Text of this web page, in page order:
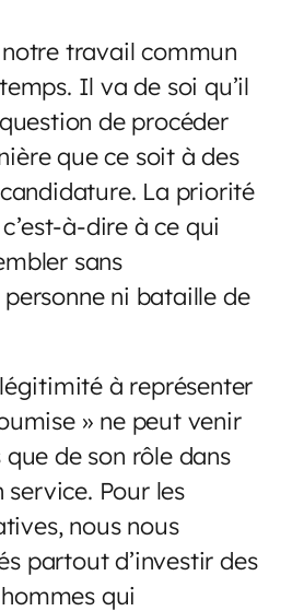
travail commun
Il va de soi qu’il
de procéder
que ce soit à des
La priorité
à-dire à ce qui
sans
ni bataille de
à représenter
» ne peut venir
que de son rôle dans
service. Pour les
nous nous
partout d’investir des
qui